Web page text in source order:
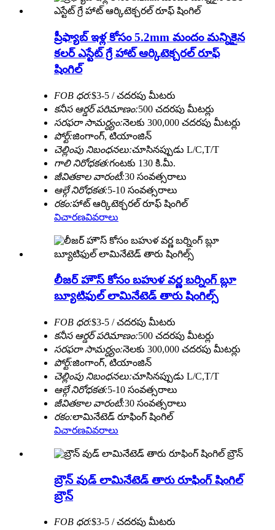
ప్రీఫ్యాబ్ ఇళ్ల కోసం 5.2mm మందం మన్నికైన
కలర్ ఎస్టేట్ గ్రే హాట్ ఆర్కిటెక్చరల్ రూఫ్
షింగిల్
FOB ధర:$3-5 / చదరపు మీటరు
కనీస ఆర్డర్ పరిమాణం:500 చదరపు మీటర్లు
సరఫరా సామర్ధ్యం:నెలకు 300,000 చదరపు మీటర్లు
పోర్ట్:జింగాంగ్, టియాంజిన్
చెల్లింపు నిబంధనలు:చూసినప్పుడు L/C,T/T
గాలి నిరోధకత:గంటకు 130 కి.మీ.
జీవితకాల వారంటీ:30 సంవత్సరాలు
ఆల్గే నిరోధకత:5-10 సంవత్సరాలు
రకం:హాట్ ఆర్కిటెక్చరల్ రూఫ్ షింగిల్
విచారణవివరాలు
లీజర్ హౌస్ కోసం బహుళ వర్ణ బర్నింగ్ బ్లూ
బ్యూటిఫుల్ లామినేటెడ్ తారు షింగిల్స్
FOB ధర:$3-5 / చదరపు మీటరు
కనీస ఆర్డర్ పరిమాణం:500 చదరపు మీటర్లు
సరఫరా సామర్ధ్యం:నెలకు 300,000 చదరపు మీటర్లు
పోర్ట్:జింగాంగ్, టియాంజిన్
చెల్లింపు నిబంధనలు:చూసినప్పుడు L/C,T/T
ఆల్గే నిరోధకత:5-10 సంవత్సరాలు
జీవితకాల వారంటీ:30 సంవత్సరాలు
రకం:లామినేటెడ్ రూఫింగ్ షింగిల్
విచారణవివరాలు
బ్రౌన్ వుడ్ లామినేటెడ్ తారు రూఫింగ్ షింగిల్
బ్రౌన్
FOB ధర:$3-5 / చదరపు మీటరు